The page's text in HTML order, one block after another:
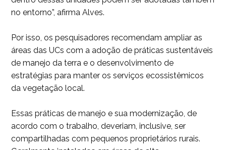
no entorno”, afirma Alves.
Por isso, os pesquisadores recomendam ampliar as
áreas das UCs com a adoção de práticas sustentáveis
de manejo da terra e o desenvolvimento de
estratégias para manter os serviços ecossistêmicos
da vegetação local.
Essas práticas de manejo e sua modernização, de
acordo com o trabalho, deveriam, inclusive, ser
compartilhadas com pequenos proprietários rurais.